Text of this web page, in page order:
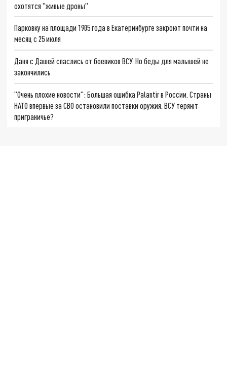
охотятся "живые дроны"
Парковку на площади 1905 года в Екатеринбурге закроют почти на
месяц с 25 июля
Даня с Дашей спаслись от боевиков ВСУ. Но беды для малышей не
закончились
"Очень плохие новости": Большая ошибка Palantir в России. Страны
НАТО впервые за СВО остановили поставки оружия. ВСУ теряют
приграничье?